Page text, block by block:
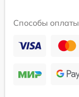
Способы оплаты